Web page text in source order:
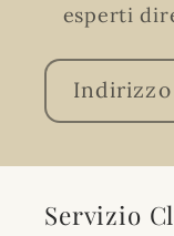
esperti
Indirizzo
Servizio